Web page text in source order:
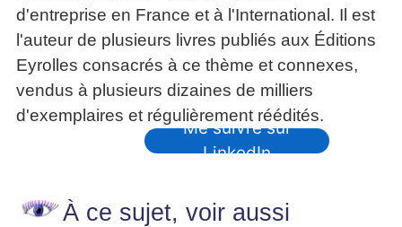
d'entreprise en France et à l'International. Il est
l'auteur de plusieurs livres publiés aux Éditions
Eyrolles consacrés à ce thème et connexes,
vendus à plusieurs dizaines de milliers
d'exemplaires et régulièrement réédités.
Me suivre sur
LinkedIn
À ce sujet, voir aussi